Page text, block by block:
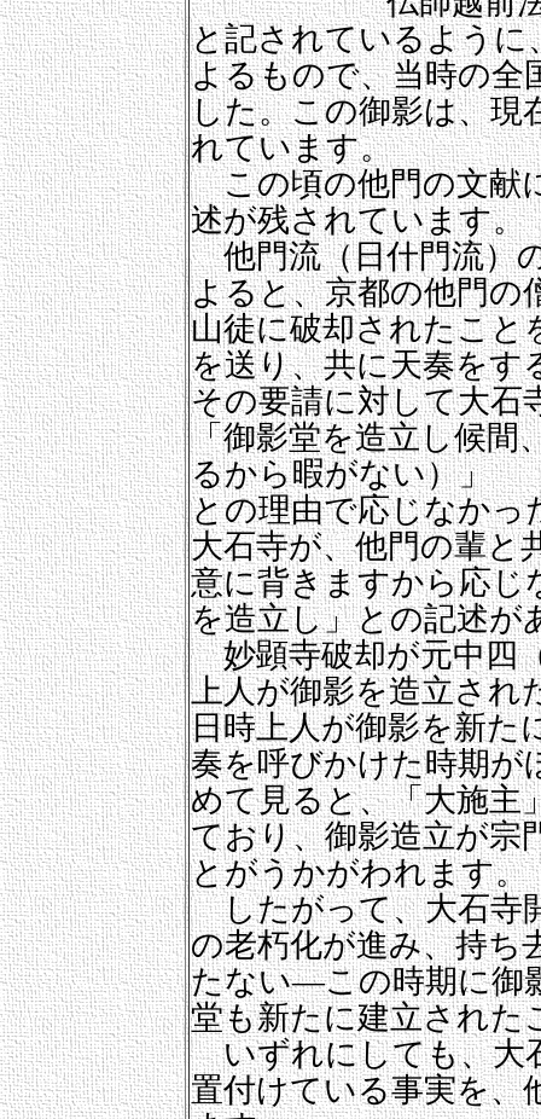
と記されているように
よるもので、当時の全
した。この御影は、現
れています。
この頃の他門の文献
述が残されています。
他門流（日什門流）
よると、京都の他門の
山徒に破却されたこと
を送り、共に天奏をす
その要請に対して大石
「御影堂を造立し候間
るから暇がない）」
との理由で応じなかっ
大石寺が、他門の輩と
意に背きますから応じ
を造立し」との記述が
妙顕寺破却が元中四
上人が御影を造立され
日時上人が御影を新た
奏を呼びかけた時期が
めて見ると、「大施主
ており、御影造立が宗
とがうかがわれます。
したがって、大石寺
の老朽化が進み、持ち
たない―この時期に御
堂も新たに建立された
いずれにしても、大
置付けている事実を、